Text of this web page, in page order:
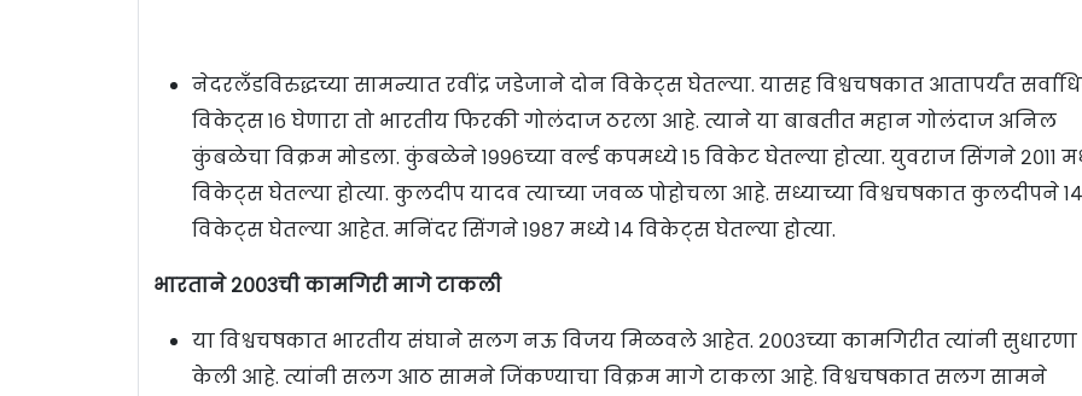
नेदरलँडविरुद्धच्या सामन्यात रवींद्र जडेजाने दोन विकेट्स घेतल्या. यासह विश्वचषकात आतापर्यंत
विकेट्स १६ घेणारा तो भारतीय फिरकी गोलंदाज ठरला आहे. त्याने या बाबतीत महान गोलंदाज अनिल
कुंबळेचा विक्रम मोडला. कुंबळेने १९९६च्या वर्ल्ड कपमध्ये १५ विकेट घेतल्या होत्या. युवराज सिंगने २०११
विकेट्स घेतल्या होत्या. कुलदीप यादव त्याच्या जवळ पोहोचला आहे. सध्याच्या विश्वचषकात कुलदीपने १४
विकेट्स घेतल्या आहेत. मनिंदर सिंगने १९८७ मध्ये १४ विकेट्स घेतल्या होत्या.
भारताने २००३ची कामगिरी मागे टाकली
या विश्वचषकात भारतीय संघाने सलग नऊ विजय मिळवले आहेत. २००३च्या कामगिरीत त्यांनी सुधारणा
केली आहे. त्यांनी सलग आठ सामने जिंकण्याचा विक्रम मागे टाकला आहे. विश्वचषकात सलग सामने